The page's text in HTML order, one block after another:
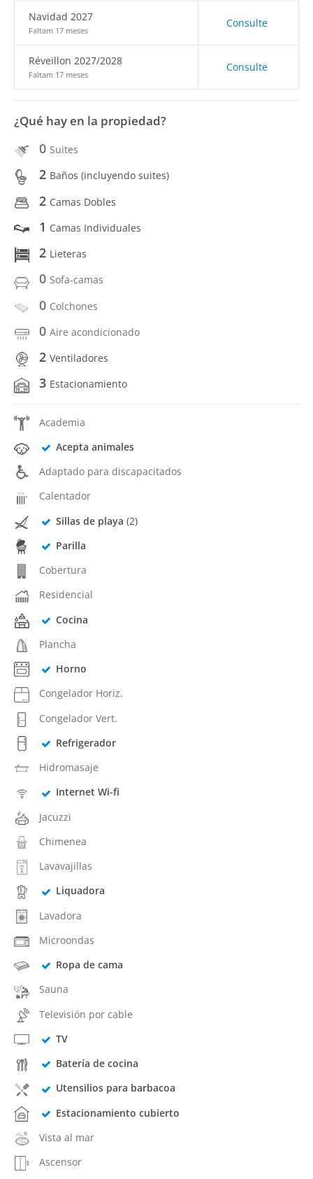
Navidad 2027
Faltam 17 meses
Consulte
Réveillon 2027/2028
Faltam 17 meses
Consulte
¿Qué hay en la propiedad?
0 Suites
2 Baños (incluyendo suites)
2 Camas Dobles
1 Camas Individuales
2 Lieteras
0 Sofa-camas
0 Colchones
0 Aire acondicionado
2 Ventiladores
3 Estacionamiento
Academia
Acepta animales
Adaptado para discapacitados
Calentador
Sillas de playa (2)
Parilla
Cobertura
Residencial
Cocina
Plancha
Horno
Congelador Horiz.
Congelador Vert.
Refrigerador
Hidromasaje
Internet Wi-fi
Jacuzzi
Chimenea
Lavavajillas
Liquadora
Lavadora
Microondas
Ropa de cama
Sauna
Televisión por cable
TV
Batería de cocina
Utensilios para barbacoa
Estacionamiento cubierto
Vista al mar
Ascensor